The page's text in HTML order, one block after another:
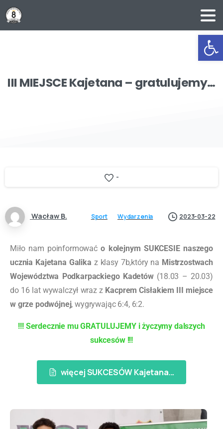
III MIEJSCEKajetana – gratulujemy…
-
Wacław B. Sport Wydarzenia 2023-03-22
Miło nam poinformowaćo kolejnym SUKCESIE naszego
ucznia Kajetana Galika z klasy 7b,który na Mistrzostwach
Województwa Podkarpackiego Kadetów(18.03 – 20.03)
do 16 lat wywalczył wraz z Kacprem Cisłakiem III miejsce
w grze podwójnej, wygrywając 6:4, 6:2.
!!! Serdecznie mu GRATULUJEMY i życzymy dalszych
sukcesów !!!
więcej SUKCESÓW Kajetana...